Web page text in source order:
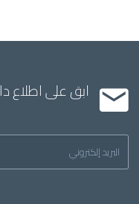
ابق على اطلاع
Inscription
la